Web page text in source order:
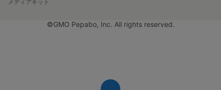
メディアキット
©GMO Pepabo, Inc. All rights reserved.